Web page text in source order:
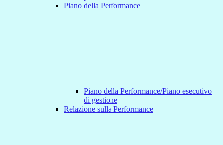
Piano della Performance
Piano della Performance/Piano esecutivo
di gestione
Relazione sulla Performance